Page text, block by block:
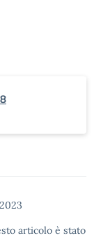
articolo è stato